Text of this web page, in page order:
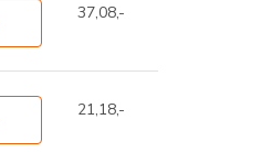
37,08,-
21,18,-